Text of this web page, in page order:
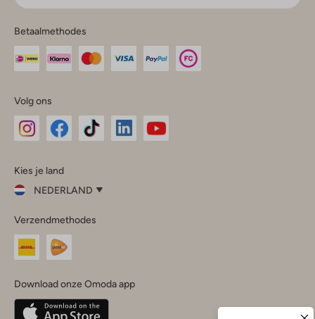
Betaalmethodes
Volg ons
InstagramFacebook
Kies je land
NEDERLAND
je
land
Nederland
Belgique(Français)
Verzendmethodes
Download onze Omoda app